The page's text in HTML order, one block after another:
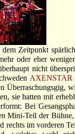
Zeitpunkt
oder eher
nicht
AXENSTAR
Überraschungsgig,
sie hatten mit
Bei
Mini-Teil der
rechts im vorderen